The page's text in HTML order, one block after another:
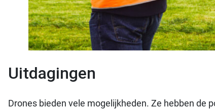
Uitdagingen
Drones bieden vele mogelijkheden. Ze hebben de